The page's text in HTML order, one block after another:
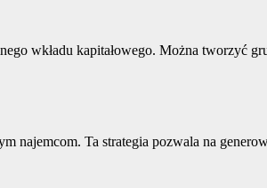
wkładu kapitałowego. Można tworzyć
najemcom. Ta strategia pozwala na